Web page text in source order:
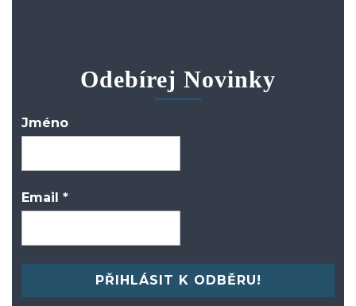
Odebírej Novinky
Jméno
Email *